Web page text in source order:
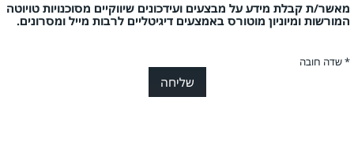
מאשר/ת קבלת מידע על מבצעים ועידכונים שיווקיים מסוכנויות טויוטה
המורשות ומיוניון מוטורס באמצעים דיגיטליים לרבות מייל ומסרונים.
* שדה חובה